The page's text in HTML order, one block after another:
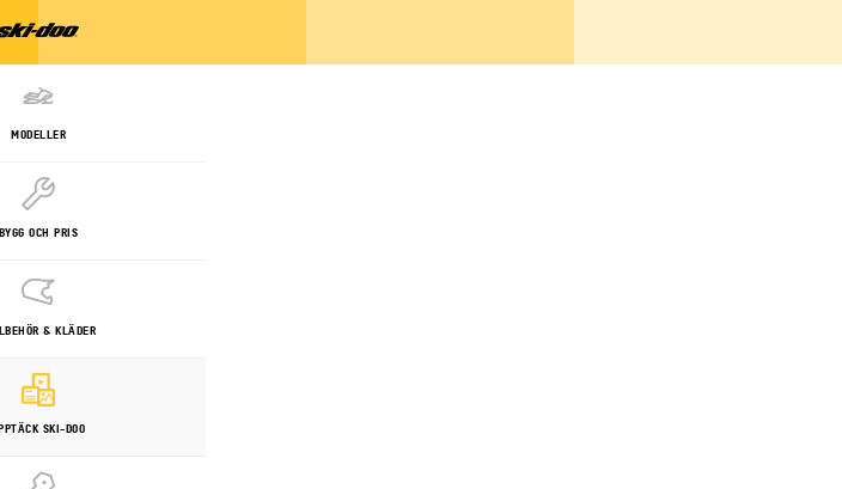
MODELLER
BYGG OCH PRIS
& KLÄDER
SKI-DOO